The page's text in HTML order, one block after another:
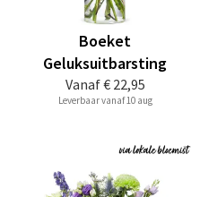
Vanaf€ 22,95
Boeket
Geluksuitbarsting
Leverbaar vanaf 10 aug